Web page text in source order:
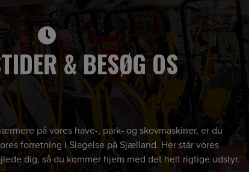
& BESØG OS
på vores have-, park- og skovmaskiner, er du
forretning i Slagelse på Sjælland. Her står vores
dig, så du kommer hjem med det helt rigtige udstyr.